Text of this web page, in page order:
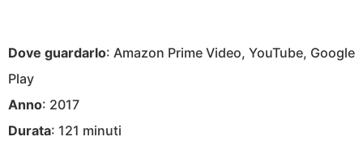
Dove guardarlo: Amazon Prime Video, YouTube, Google
Play
Anno: 2017
Durata: 121 minuti